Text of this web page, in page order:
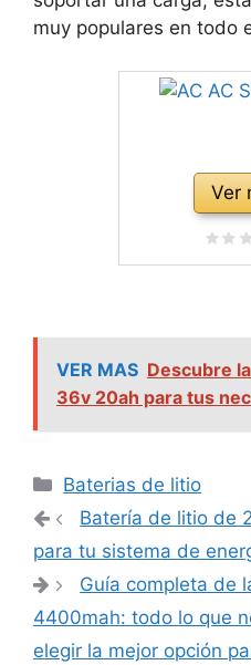
muy populares en todo
Ver
VER MAS Descubre
36v 20ah para tus
Categorías
Baterias de litio
Navegación
de
entradas
Batería de litio de
para tu sistema de
Guía completa de
4400mah: todo lo que
elegir la mejor opción